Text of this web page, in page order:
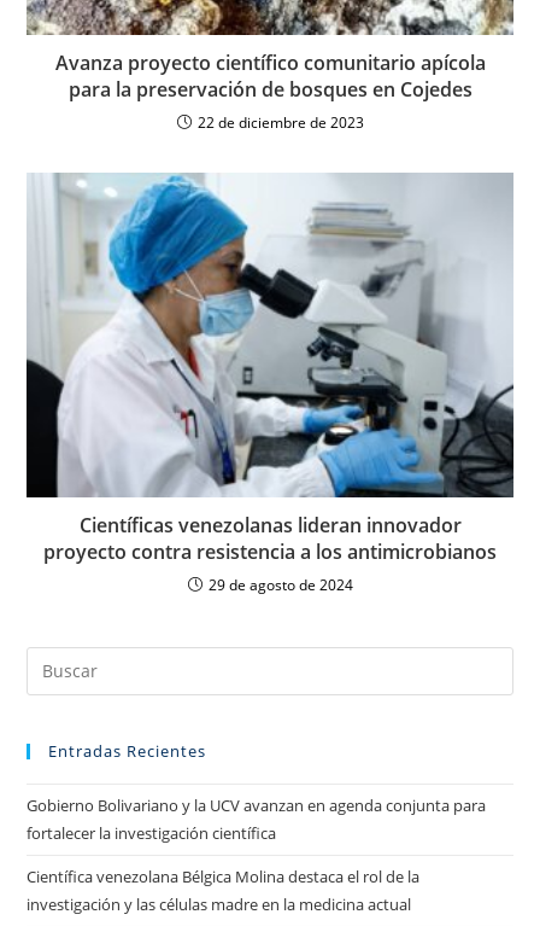
Avanza proyecto científico comunitario apícola
para la preservación de bosques en Cojedes
22 de diciembre de 2023
Científicas venezolanas lideran innovador
proyecto contra resistencia a los antimicrobianos
29 de agosto de 2024
Entradas Recientes
Gobierno Bolivariano y la UCV avanzan en agenda conjunta para
fortalecer la investigación científica
Científica venezolana Bélgica Molina destaca el rol de la
investigación y las células madre en la medicina actual